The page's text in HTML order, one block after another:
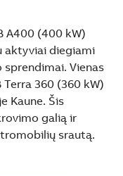
A400 (400 kW)
aktyviai diegiami
Vienas
360 (360 kW)
Kaune. Šis
galią ir
srautą.